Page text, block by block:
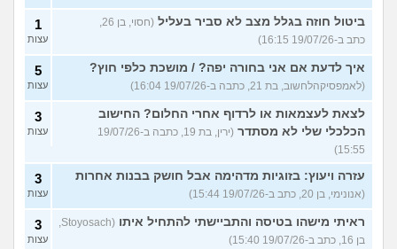
ביטול חוזה בגלל מצב לא סביר בעליל
(חסוי, בן 26,
כתב ב-19/07/26 16:15)
1
עצות
איך לדעת אם אני בחורה יפה? / מושכת כלפי חוץ?
(לאמפסיקהלחשוב, בת 21, כתבה ב-19/07/26 16:04)
5
עצות
לצאת לעצמאות או לרדוף אחרי החלום? החישוב
הכלכלי שלי לא מסתדר
(ירין, בת 19, כתבה ב-19/07/26
15:55)
3
עצות
עזרה ויעוץ: בזוגיות מדהימה אבל חושק בבנות אחרות
(אנונימי, בן 20, כתב ב-19/07/26 15:44)
3
עצות
ראיתי מישהו בטיסה והתביישתי להתחיל איתו
(Stoyosach,
בן 16, כתב ב-19/07/26 15:40)
3
עצות